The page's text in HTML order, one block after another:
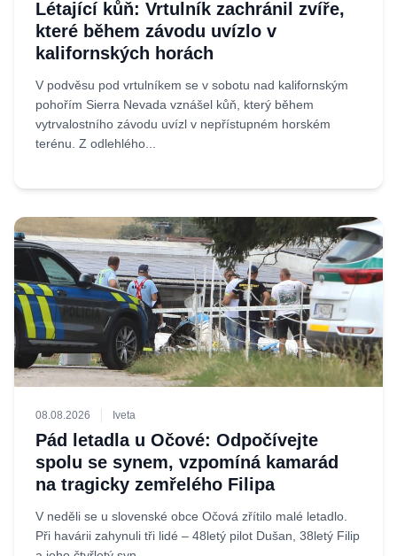
Létající kůň: Vrtulník zachránil zvíře,
které během závodu uvízlo v
kalifornských horách
V podvěsu pod vrtulníkem se v sobotu nad kalifornským
pohořím Sierra Nevada vznášel kůň, který během
vytrvalostního závodu uvízl v nepřístupném horském
terénu. Z odlehlého...
08.08.2026 Iveta
Pád letadla u Očové: Odpočívejte
spolu se synem, vzpomíná kamarád
na tragicky zemřelého Filipa
V neděli se u slovenské obce Očová zřítilo malé letadlo.
Při havárii zahynuli tři lidé – 48letý pilot Dušan, 38letý Filip